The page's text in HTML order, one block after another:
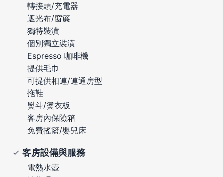
轉接頭/充電器
遮光布/窗簾
獨特裝潢
個別獨立裝潢
Espresso 咖啡機
提供毛巾
可提供相連/連通房型
拖鞋
熨斗/燙衣板
客房內保險箱
免費搖籃/嬰兒床
客房設備與服務
電熱水壺